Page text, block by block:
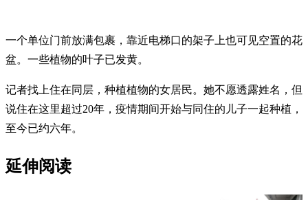
一个单位门前放满包裹，靠近电梯口的架子上也可见空置的花
盆。一些植物的叶子已发黄。
记者找上住在同层，种植植物的女居民。她不愿透露姓名，但
说住在这里超过20年，疫情期间开始与同住的儿子一起种植，
至今已约六年。
延伸阅读